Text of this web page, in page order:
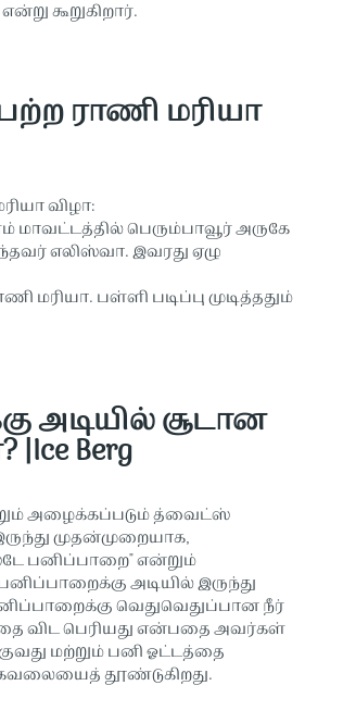
கூறுகிறார்.
ராணி மரியா
விழா:
மாவட்டத்தில் பெரும்பாவூர் அருகே
எலிஸ்வா. இவரது ஏழு
மரியா. பள்ளி படிப்பு முடித்ததும்
அடியில் சூடான
Berg
அழைக்கப்படும் த்வைட்ஸ்
முதன்முறையாக,
பனிப்பாறை" என்றும்
அடியில் இருந்து
வெதுவெதுப்பான நீர்
விட பெரியது என்பதை அவர்கள்
மற்றும் பனி ஓட்டத்தை
கவலையைத் தூண்டுகிறது.